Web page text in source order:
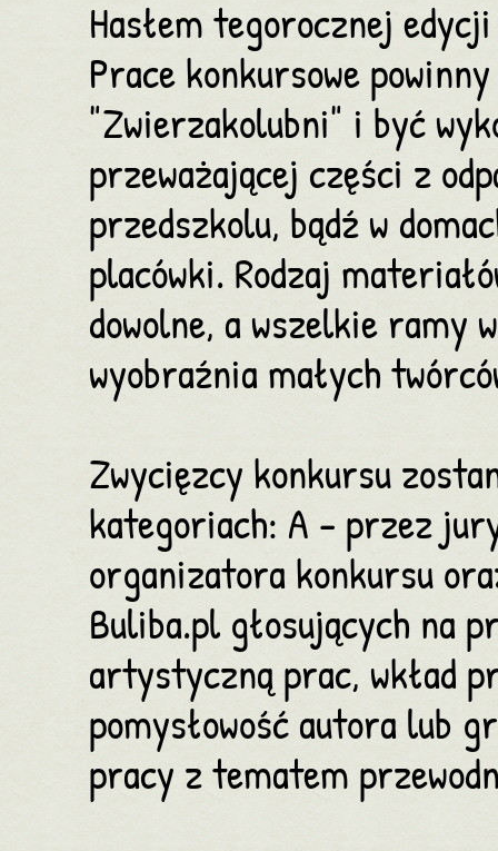
Hasłem tegorocznej
Prace konkursowe
"Zwierzakolubni" i być
przeważającej części z
przedszkolu, bądź w
placówki. Rodzaj
dowolne, a wszelkie ramy
wyobraźnia małych
Zwycięzcy konkursu
kategoriach: A - przez
organizatora konkursu
Buliba.pl głosujących na
artystyczną prac, wkład
pomysłowość autora lub
pracy z tematem